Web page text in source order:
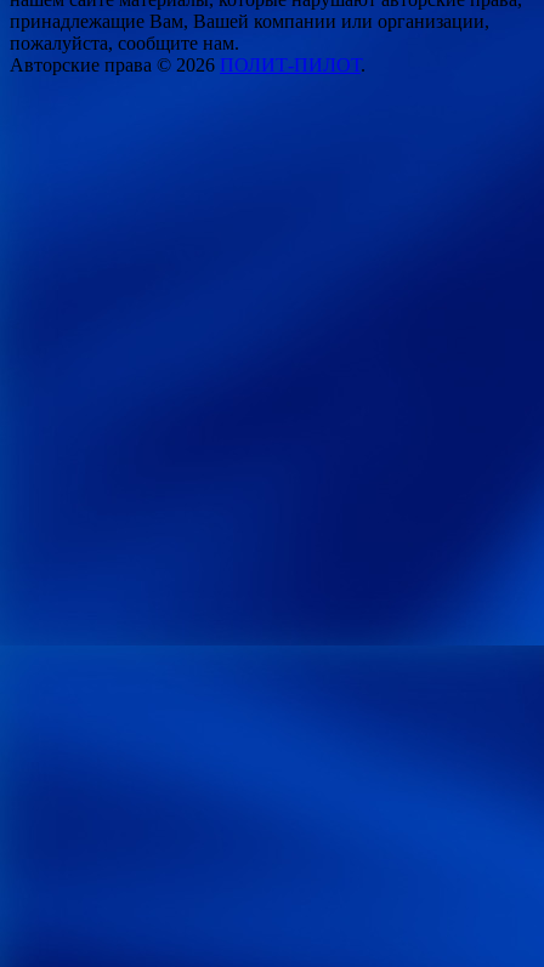
принадлежащие Вам, Вашей компании или организации,
пожалуйста, сообщите нам.
Авторские права © 2026 ПОЛИТ-ПИЛОТ.